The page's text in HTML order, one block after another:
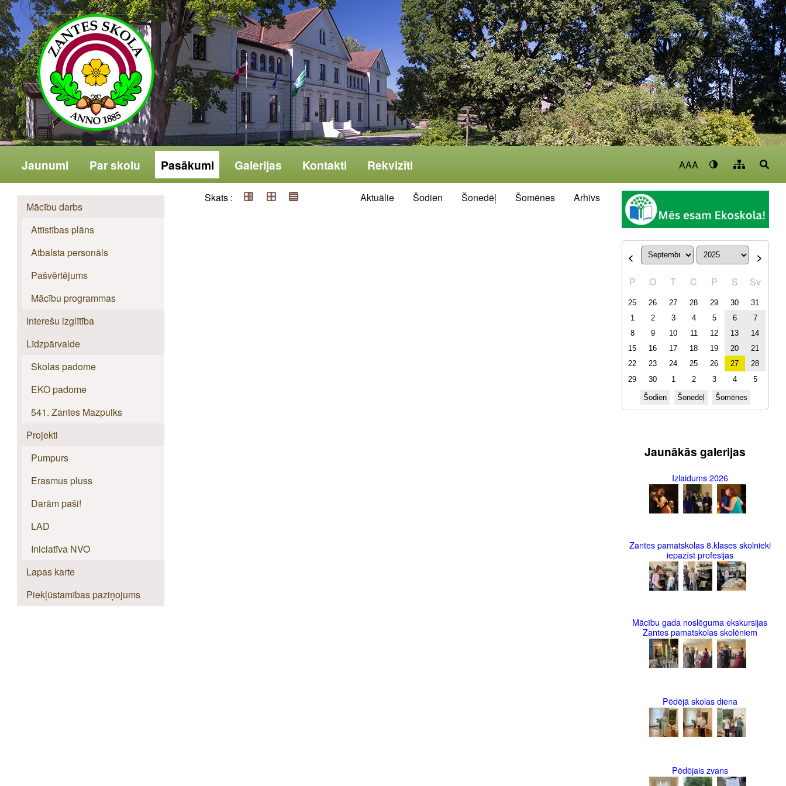
Jaunumi Par skolu Pasākumi Galerijas Kontakti Rekvizīti AAA
Mācību darbs
Attīstības plāns
Atbalsta personāls
Pašvērtējums
Mācību programmas
Interešu izglītība
Līdzpārvalde
Skolas padome
EKO padome
541. Zantes Mazpulks
Projekti
Pumpurs
Erasmus pluss
Darām paši!
LAD
Iniciatīva NVO
Lapas karte
Piekļūstamības paziņojums
Skats : Aktuālie Šodien Šonedēļ Šomēnes Arhīvs
<
>
P
O T C P S Sv
25 26 27 28 29 30
31
1
2 3 4 5 6
7
8
9 10 11 12 13
14
15
16 17 18 19 20
21
22
23 24 25 26 27
28
29
30 1 2 3 4 5
Šodien Šonedēļ Šomēnes
Jaunākās galerijas
Izlaidums 2026
Zantes pamatskolas 8.klases skolnieki
iepazīst profesijas
Mācību gada noslēguma ekskursijas
Zantes pamatskolas skolēniem
Pēdējā skolas diena
Pēdējais zvans